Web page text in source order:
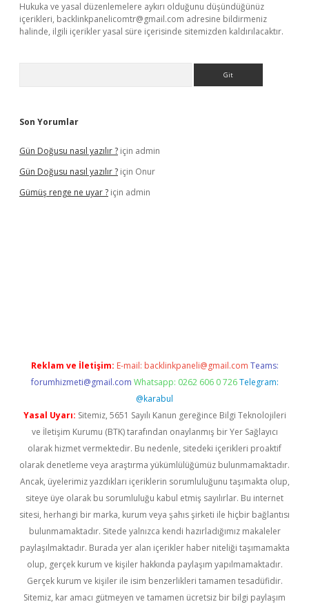
Hukuka ve yasal düzenlemelere aykırı olduğunu düşündüğünüz
içerikleri, backlinkpanelicomtr@gmail.com adresine bildirmeniz
halinde, ilgili içerikler yasal süre içerisinde sitemizden kaldırılacaktır.
Son Yorumlar
Gün Doğusu nasıl yazılır ? için admin
Gün Doğusu nasıl yazılır ? için Onur
Gümüş renge ne uyar ? için admin
Reklam ve İletişim: E-mail: backlinkpaneli@gmail.com Teams:
forumhizmeti@gmail.com Whatsapp: 0262 606 0 726 Telegram:
@karabul
Yasal Uyarı: Sitemiz, 5651 Sayılı Kanun gereğince Bilgi Teknolojileri
ve İletişim Kurumu (BTK) tarafından onaylanmış bir Yer Sağlayıcı
olarak hizmet vermektedir. Bu nedenle, sitedeki içerikleri proaktif
olarak denetleme veya araştırma yükümlülüğümüz bulunmamaktadır.
Ancak, üyelerimiz yazdıkları içeriklerin sorumluluğunu taşımakta olup,
siteye üye olarak bu sorumluluğu kabul etmiş sayılırlar. Bu internet
sitesi, herhangi bir marka, kurum veya şahıs şirketi ile hiçbir bağlantısı
bulunmamaktadır. Sitede yalnızca kendi hazırladığımız makaleler
paylaşılmaktadır. Burada yer alan içerikler haber niteliği taşımamakta
olup, gerçek kurum ve kişiler hakkında paylaşım yapılmamaktadır.
Gerçek kurum ve kişiler ile isim benzerlikleri tamamen tesadüfidir.
Sitemiz, kar amacı gütmeyen ve tamamen ücretsiz bir bilgi paylaşım